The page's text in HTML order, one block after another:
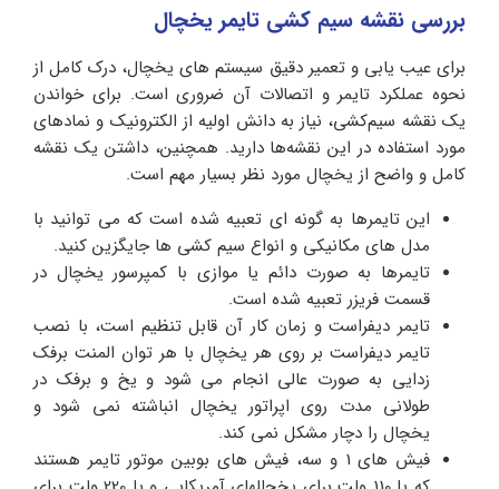
بررسی نقشه سیم کشی تایمر یخچال
برای عیب‌ یابی و تعمیر دقیق سیستم‌ های یخچال، درک کامل از
نحوه عملکرد تایمر و اتصالات آن ضروری است. برای خواندن
یک نقشه سیم‌کشی، نیاز به دانش اولیه از الکترونیک و نمادهای
مورد استفاده در این نقشه‌ها دارید. همچنین، داشتن یک نقشه
کامل و واضح از یخچال مورد نظر بسیار مهم است.
این تایمرها به گونه ای تعبیه شده است که می توانید با
مدل های مکانیکی و انواع سیم کشی ها جایگزین کنید.
تایمرها به صورت دائم یا موازی با کمپرسور یخچال در
قسمت فریزر تعبیه شده است.
تایمر دیفراست و زمان کار آن قابل تنظیم است، با نصب
تایمر دیفراست بر روی هر یخچال با هر توان المنت برفک
زدایی به صورت عالی انجام می شود و یخ و برفک در
طولانی مدت روی اپراتور یخچال انباشته نمی شود و
یخچال را دچار مشکل نمی کند.
فیش های 1 و سه، فیش های بوبین موتور تایمر هستند